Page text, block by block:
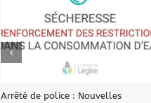
Arrêté de police : Nouvelles